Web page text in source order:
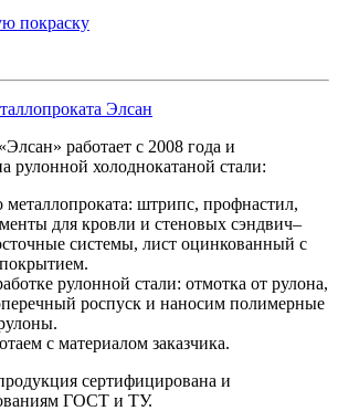
покраску
работает с 2008 года и
рулонной холоднокатаной стали:
металлопроката: штрипс, профнастил,
для кровли и стеновых сэндвич–
системы, лист оцинкованный с
рулонной стали: отмотка от рулона,
роспуск и наносим полимерные
с материалом заказчика.
сертифицирована и
ГОСТ и ТУ.